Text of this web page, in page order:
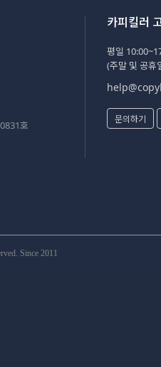
호
카피킬러
평일
(주말 및 공휴
문의하기
Since 2011